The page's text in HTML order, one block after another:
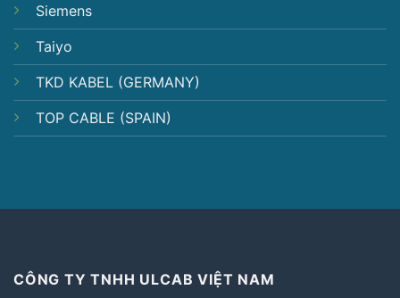
Siemens
Taiyo
TKD KABEL (GERMANY)
TOP CABLE (SPAIN)
CÔNG TY TNHH ULCAB VIỆT NAM